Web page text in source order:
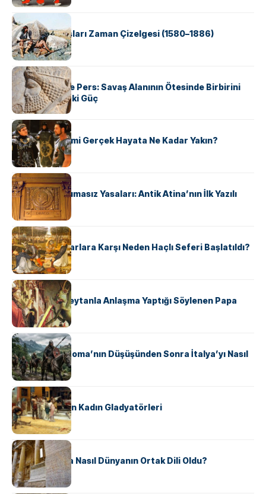
KÜLTÜR
Apache Savaşları Zaman Çizelgesi (1580–1886)
KÜLTÜR
Antik Yunan ve Pers: Savaş Alanının Ötesinde Birbirini
Şekillendiren İki Güç
KÜLTÜR
‘Gladiator’ Filmi Gerçek Hayata Ne Kadar Yakın?
KÜLTÜR
Draco’nun Acımasız Yasaları: Antik Atina’nın İlk Yazılı
Hukuk Kodu
KÜLTÜR
Avrupalı ​​Katharlara Karşı Neden Haçlı Seferi Başlatıldı?
KÜLTÜR
II. Silvester: Şeytanla Anlaşma Yaptığı Söylenen Papa
KÜLTÜR
Ostrogotlar Roma’nın Düşüşünden Sonra İtalya’yı Nasıl
Ele Geçirdi?
KÜLTÜR
Antik Roma’nın Kadın Gladyatörleri
KÜLTÜR
Antik Yunanca Nasıl Dünyanın Ortak Dili Oldu?